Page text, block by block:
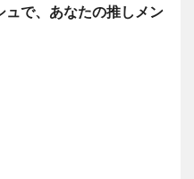
ュで、あなたの推しメン